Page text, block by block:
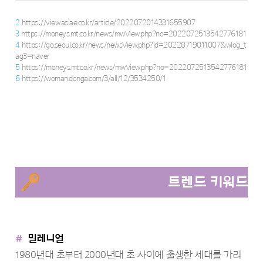
2 https://view.asiae.co.kr/article/2022072014331655907
3 https://moneys.mt.co.kr/news/mwView.php?no=2022072513542776181
4 https://go.seoul.co.kr/news/newsView.php?id=20220719011007&wlog_t
ag3=naver
5 https://moneys.mt.co.kr/news/mwView.php?no=2022072513542776181
6 https://woman.donga.com/3/all/12/3534250/1
트렌드 키워드
# 밀레니얼
1980년대 초부터 2000년대 초 사이에 출생한 세대를 가리